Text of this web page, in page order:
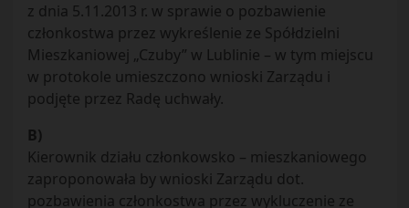
z dnia 5.11.2013 r. w sprawie o pozbawienie
członkostwa przez wykreślenie ze Spółdzielni
Mieszkaniowej „Czuby” w Lublinie – w tym miejscu
w protokole umieszczono wnioski Zarządu i
podjęte przez Radę uchwały.
B)
Kierownik działu członkowsko – mieszkaniowego
zaproponowała by wnioski Zarządu dot.
pozbawienia członkostwa przez wykluczenie ze